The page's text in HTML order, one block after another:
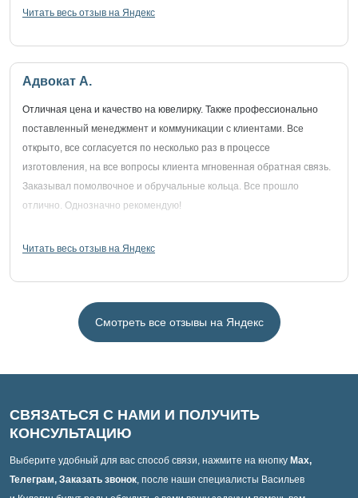
Читать весь отзыв на Яндекс
Адвокат А.
Отличная цена и качество на ювелирку. Также профессионально
поставленный менеджмент и коммуникации с клиентами. Все
открыто, все согласуется по несколько раз в процессе
изготовления, на все вопросы клиента мгновенная обратная связь.
Заказывал помолвочное и обручальные кольца. Все прошло
отлично. Однозначно рекомендую!
Читать весь отзыв на Яндекс
Смотреть все отзывы на Яндекс
СВЯЗАТЬСЯ С НАМИ И ПОЛУЧИТЬ
КОНСУЛЬТАЦИЮ
Выберите удобный для вас способ связи, нажмите на кнопку Max,
Телеграм, Заказать звонок, после наши специалисты Васильев